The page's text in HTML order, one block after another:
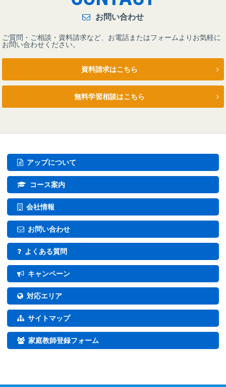
お問い合わせ
ご質問・ご相談・資料請求など、お電話またはフォームよりお気軽に
お問い合わせください。
資料請求はこちら
無料学習相談はこちら
アップについて
コース案内
会社情報
お問い合わせ
よくある質問
キャンペーン
対応エリア
サイトマップ
家庭教師登録フォーム